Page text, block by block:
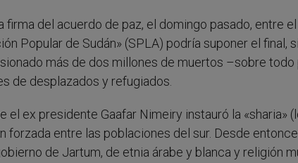
firma del acuerdo de paz, el domingo pasado, entre
Popular de Sudán» (SPLA) podría suponer el final,
más de dos millones de muertos –sobre todo
de desplazados y refugiados.
el ex presidente Gaafar Nimeiry instauró la «sharia»
forzada entre las poblaciones del sur. Desde
de Jartum, de etnia árabe y blanca y religión